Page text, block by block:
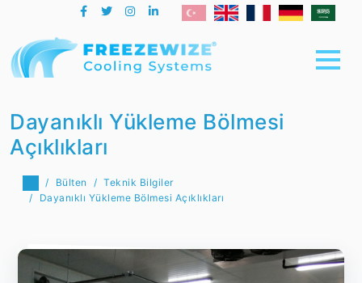
Dayanıklı Yükleme Bölmesi
Açıklıkları
Bülten
Teknik Bilgiler
Dayanıklı Yükleme Bölmesi Açıklıkları